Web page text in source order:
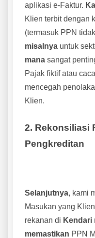
aplikasi e-Faktur.
Klien terbit dengan
(termasuk PPN
misalnya untuk
mana sangat
Pajak fiktif atau
mencegah
Klien.
2. Rekonsiliasi
Pengkreditan
Selanjutnya, kami
Masukan yang
rekanan di Kendari
memastikan PPN